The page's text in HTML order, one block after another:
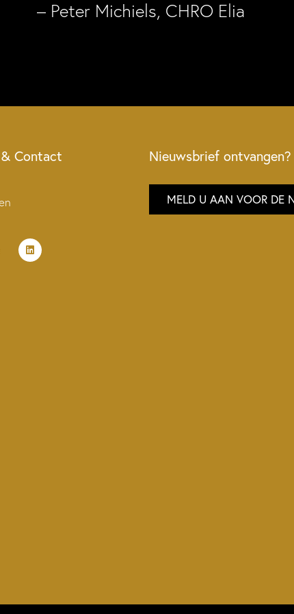
– Peter Michiels, CHRO Elia
Contact Nieuwsbrief ontvangen?
MELD U AAN VOOR DE